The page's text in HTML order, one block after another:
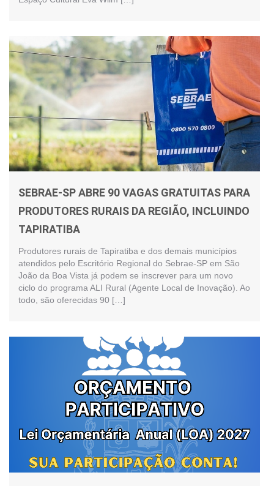
SEBRAE-SP ABRE 90 VAGAS GRATUITAS PARA
PRODUTORES RURAIS DA REGIÃO, INCLUINDO
TAPIRATIBA
Produtores rurais de Tapiratiba e dos demais municípios
atendidos pelo Escritório Regional do Sebrae-SP em São
João da Boa Vista já podem se inscrever para um novo
ciclo do programa ALI Rural (Agente Local de Inovação). Ao
todo, são oferecidas 90 […]